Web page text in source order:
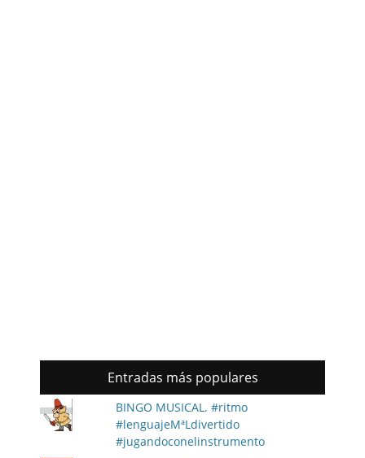
Entradas más populares
BINGO MUSICAL. #ritmo
#lenguajeMªLdivertido
#jugandoconelinstrumento